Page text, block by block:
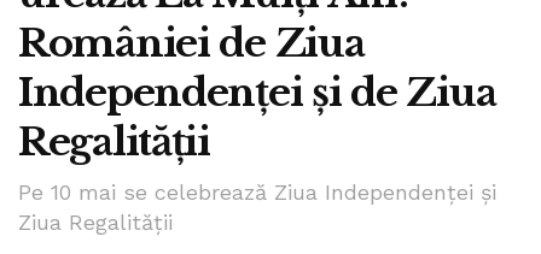
României de Ziua
Independenței și de Ziua
Regalității
Pe 10 mai se celebrează Ziua Independenței și
Ziua Regalității